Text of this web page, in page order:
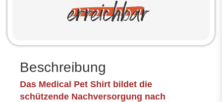
Beschreibung
Das Medical Pet Shirt bildet die
schützende Nachversorgung nach